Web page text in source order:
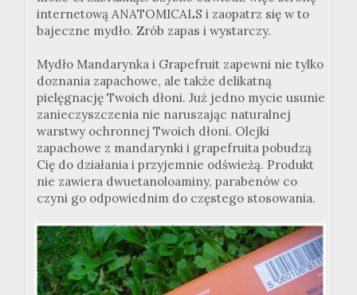
internetową ANATOMICALS i zaopatrz się w to
bajeczne mydło. Zrób zapas i wystarczy.
Mydło Mandarynka i Grapefruit zapewni nie tylko
doznania zapachowe, ale także delikatną
pielęgnację Twoich dłoni. Już jedno mycie usunie
zanieczyszczenia nie naruszając naturalnej
warstwy ochronnej Twoich dłoni. Olejki
zapachowe z mandarynki i grapefruita pobudzą
Cię do działania i przyjemnie odświeżą. Produkt
nie zawiera dwuetanoloaminy, parabenów co
czyni go odpowiednim do częstego stosowania.